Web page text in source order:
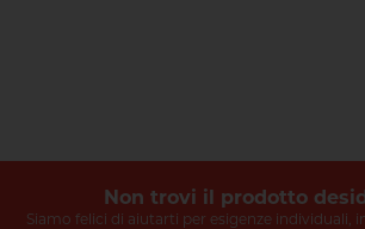
Non trovi il prodotto
Siamo felici di aiutarti per esigenze individuali,